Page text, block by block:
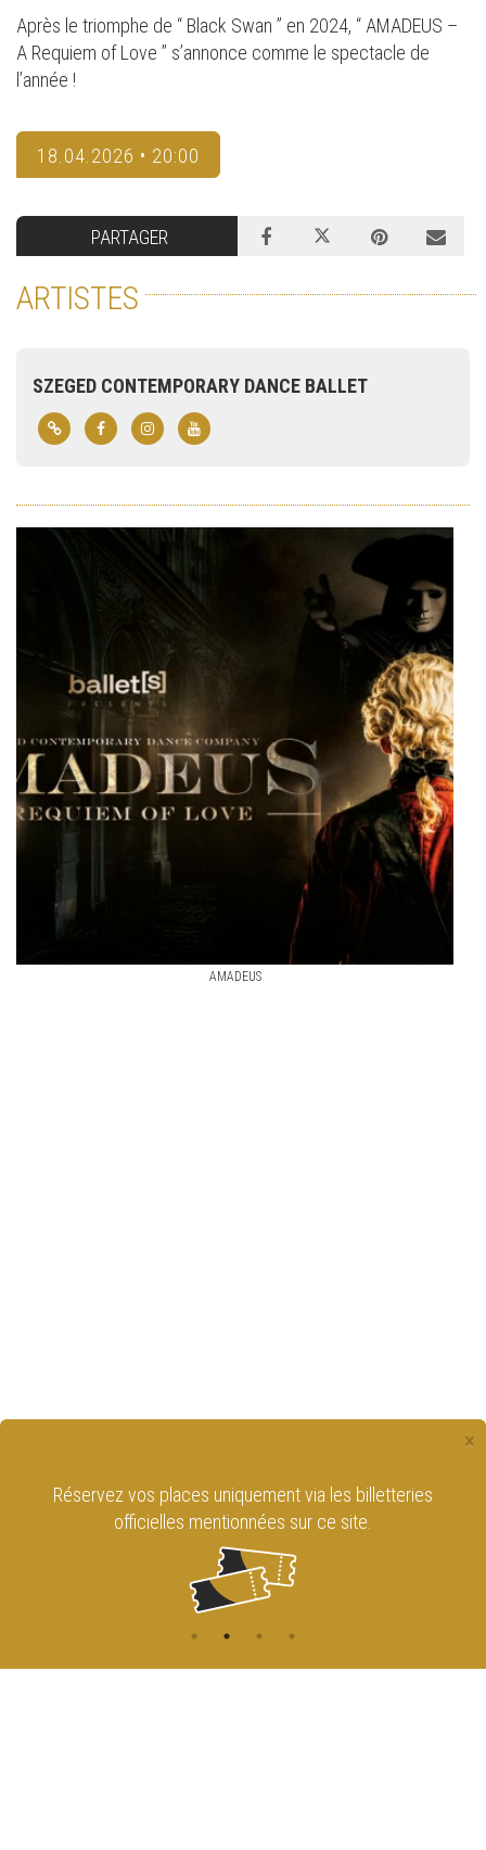
Après le triomphe de “ Black Swan ” en 2024, “ AMADEUS –
A Requiem of Love ” s’annonce comme le spectacle de
l’année !
18.04.2026 • 20:00
PARTAGER
ARTISTES
SZEGED CONTEMPORARY DANCE BALLET
AMADEUS
×
Réservez vos places uniquement via les billetteries
officielles mentionnées sur ce site.